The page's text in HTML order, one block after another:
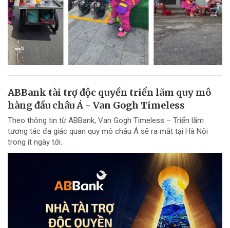
ABBank tài trợ độc quyền triển lãm quy mô
hàng đầu châu Á - Van Gogh Timeless
Theo thông tin từ ABBank, Van Gogh Timeless – Triển lãm
tương tác đa giác quan quy mô châu Á sẽ ra mắt tại Hà Nội
trong ít ngày tới.